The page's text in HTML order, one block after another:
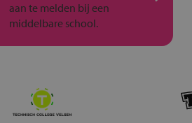
aan te melden bij een
middelbare school.